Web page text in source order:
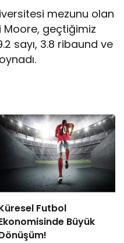
mezunu olan
Moore, geçtiğimiz
sayı, 3.8 ribaund ve
Futbol
Büyük